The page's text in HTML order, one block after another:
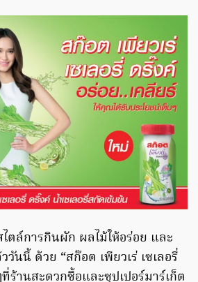
ตล์การกินผัก ผลไม้ให้อร่อย และ
วันนี้ ด้วย “สก๊อต เพียวเร่ เซเลอรี่
ร้านสะดวกซื้อและซุปเปอร์มาร์เก็ต